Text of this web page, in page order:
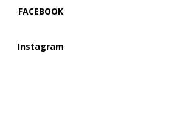
FACEBOOK
Instagram